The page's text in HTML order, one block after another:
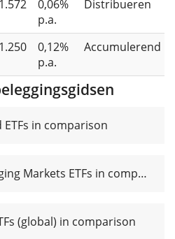
1.572
0,06%
p.a.
Distribueren
1.250
0,12%
p.a.
Accumulerend
ETFs in comparison
MSCI Emerging Markets ETFs in comparison
(global) in comparison